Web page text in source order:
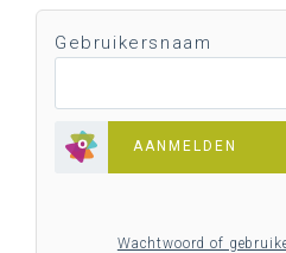
Gebruikersnaam
AANMELDEN
Wachtwoord of